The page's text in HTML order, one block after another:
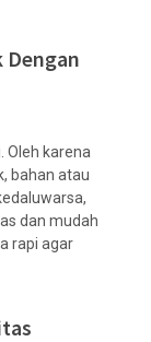
Oleh karena
bahan atau
dan mudah
rapi agar